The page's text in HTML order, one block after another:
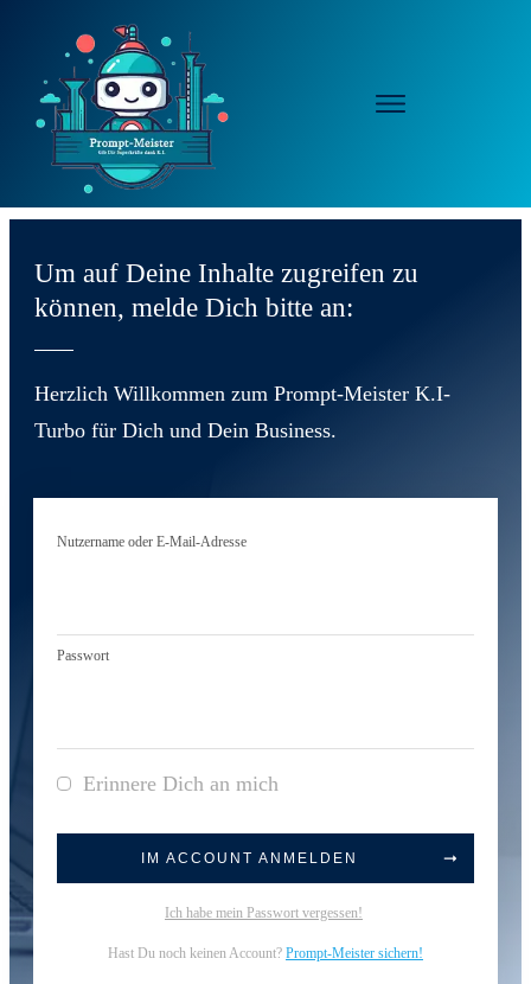
Um auf Deine Inhalte zugreifen zu
können, melde Dich bitte an:
Herzlich Willkommen zum Prompt-Meister K.I-
Turbo für Dich und Dein Business.
Nutzername oder E-Mail-Adresse
Passwort
Erinnere Dich an mich
IM ACCOUNT ANMELDEN
Ich habe mein Passwort vergessen!
Hast Du noch keinen Account? Prompt-Meister sichern!